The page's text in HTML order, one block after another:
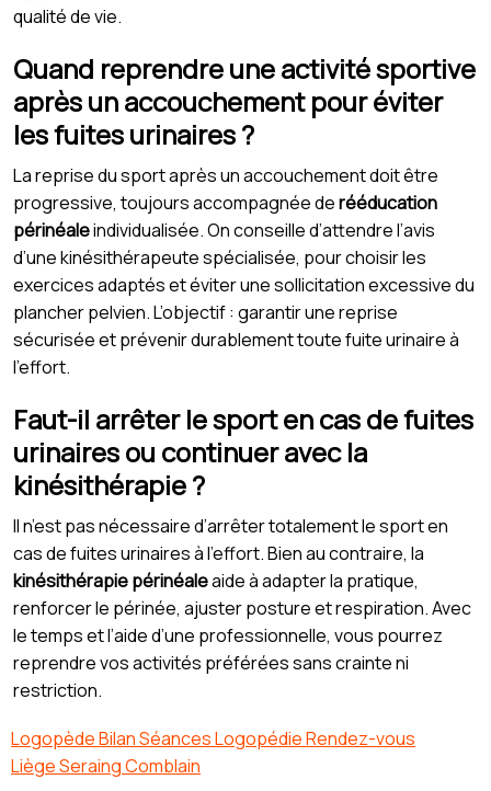
qualité de vie.
Quand reprendre une activité sportive
après un accouchement pour éviter
les fuites urinaires ?
La reprise du sport après un accouchement doit être
progressive, toujours accompagnée derééducation
périnéaleindividualisée. On conseille d’attendre l’avis
d’une kinésithérapeute spécialisée, pour choisir les
exercices adaptés et éviter une sollicitation excessive du
plancher pelvien. L’objectif : garantir une reprise
sécurisée et prévenir durablement toute fuite urinaire à
l’effort.
Faut-il arrêter le sport en cas de fuites
urinaires ou continuer avec la
kinésithérapie ?
Il n’est pas nécessaire d’arrêter totalement le sport en
cas de fuites urinaires à l’effort. Bien au contraire, la
kinésithérapie périnéaleaide à adapter la pratique,
renforcer le périnée, ajuster posture et respiration. Avec
le temps et l’aide d’une professionnelle, vous pourrez
reprendre vos activités préférées sans crainte ni
restriction.
Logopède Bilan Séances Logopédie Rendez-vous
Liège Seraing Comblain